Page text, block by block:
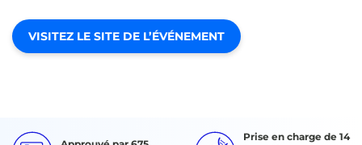
VISITEZ LE SITE DE L’ÉVÉNEMENT
Prise en charge de 14